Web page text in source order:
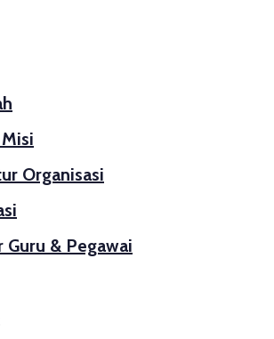
Organisasi
Guru & Pegawai